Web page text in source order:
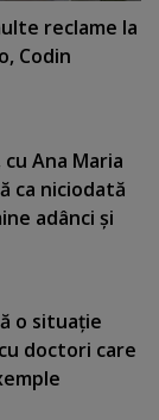
reclame la
Codin
Ana Maria
ca niciodată
adânci şi
o situaţie
doctori care